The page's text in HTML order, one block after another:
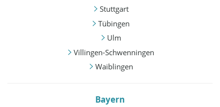
Stuttgart
Tübingen
Ulm
Villingen-Schwenningen
Waiblingen
Bayern